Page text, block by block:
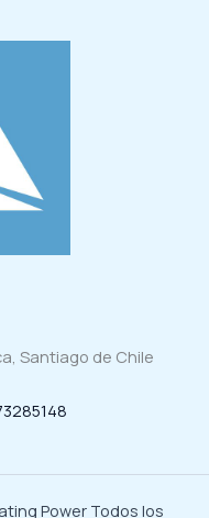
Santiago de Chile
Power Todos los